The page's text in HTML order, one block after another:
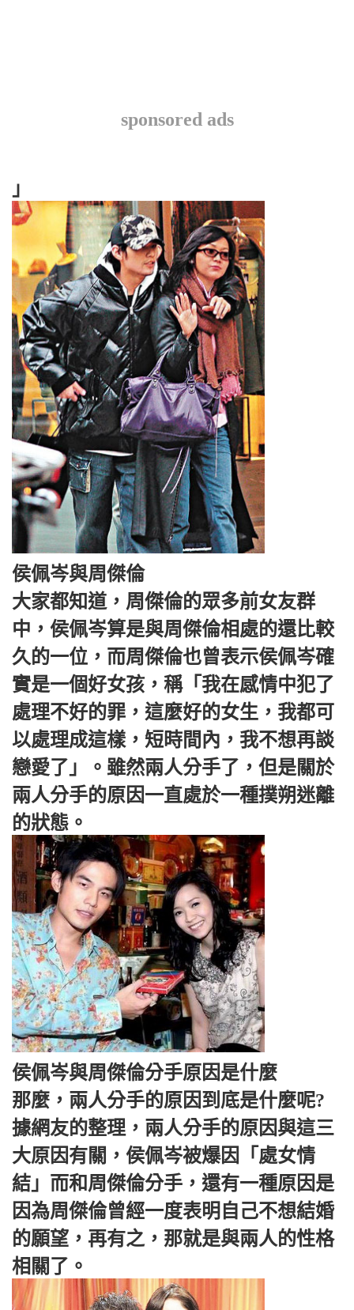
sponsored ads
」
侯佩岑與周傑倫
大家都知道，周傑倫的眾多前女友群
中，侯佩岑算是與周傑倫相處的還比較
久的一位，而周傑倫也曾表示侯佩岑確
實是一個好女孩，稱「我在感情中犯了
處理不好的罪，這麼好的女生，我都可
以處理成這樣，短時間內，我不想再談
戀愛了」。雖然兩人分手了，但是關於
兩人分手的原因一直處於一種撲朔迷離
的狀態。
侯佩岑與周傑倫分手原因是什麼
那麼，兩人分手的原因到底是什麼呢?
據網友的整理，兩人分手的原因與這三
大原因有關，侯佩岑被爆因「處女情
結」而和周傑倫分手，還有一種原因是
因為周傑倫曾經一度表明自己不想結婚
的願望，再有之，那就是與兩人的性格
相關了。